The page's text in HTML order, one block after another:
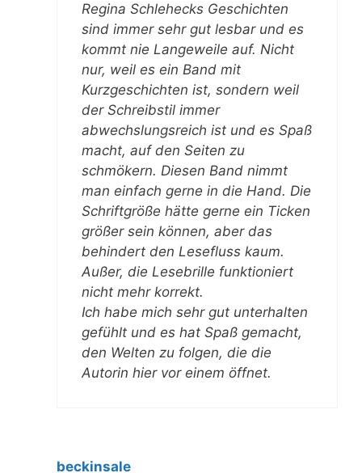
Regina Schlehecks Geschichten
sind immer sehr gut lesbar und es
kommt nie Langeweile auf. Nicht
nur, weil es ein Band mit
Kurzgeschichten ist, sondern weil
der Schreibstil immer
abwechslungsreich ist und es Spaß
macht, auf den Seiten zu
schmökern. Diesen Band nimmt
man einfach gerne in die Hand. Die
Schriftgröße hätte gerne ein Ticken
größer sein können, aber das
behindert den Lesefluss kaum.
Außer, die Lesebrille funktioniert
nicht mehr korrekt.
Ich habe mich sehr gut unterhalten
gefühlt und es hat Spaß gemacht,
den Welten zu folgen, die die
Autorin hier vor einem öffnet.
beckinsale